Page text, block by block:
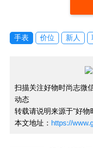
手表 价位 新人
扫描关注好物时尚志微
动态
转载请说明来源于"好物
本文地址： https://